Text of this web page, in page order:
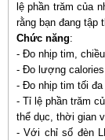
lệ phần trăm của
rằng bạn đang tập
Chức năng:
- Đo nhịp tim,
- Đo lượng
- Đo nhịp tim tối
- Tỉ lệ phần trăm
thể dục, thời gian
- Với chỉ số đèn